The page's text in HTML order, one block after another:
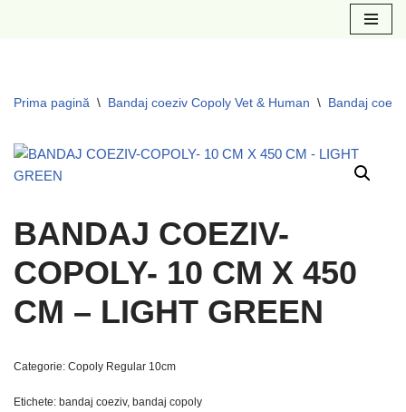
Prima pagină \ Bandaj coeziv Copoly Vet & Human \ Bandaj
BANDAJ COEZIV-
COPOLY- 10 CM X 450
CM – LIGHT GREEN
Categorie: Copoly Regular 10cm
Etichete: bandaj coeziv, bandaj copoly